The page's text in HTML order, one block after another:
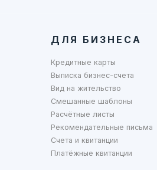
ДЛЯ БИЗНЕСА
Кредитные карты
Выписка бизнес-счета
Вид на жительство
Смешанные шаблоны
Расчётные листы
Рекомендательные письма
Счета и квитанции
Платёжные квитанции